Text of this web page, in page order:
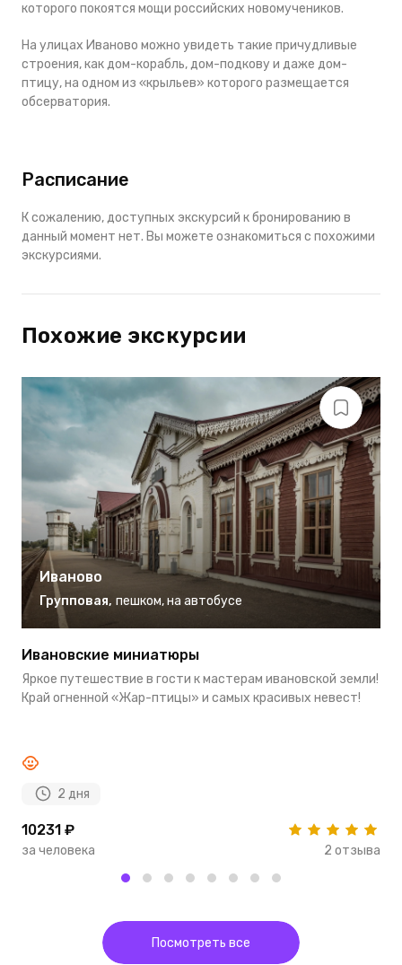
которого покоятся мощи российских новомучеников.
На улицах Иваново можно увидеть такие причудливые
строения, как дом-корабль, дом-подкову и даже дом-
птицу, на одном из «крыльев» которого размещается
обсерватория.
Расписание
К сожалению, доступных экскурсий к бронированию в
данный момент нет. Вы можете ознакомиться с похожими
экскурсиями.
Похожие экскурсии
Иваново
Групповая, пешком, на автобусе
Ивановские миниатюры
Яркое путешествие в гости к мастерам ивановской земли!
Край огненной «Жар-птицы» и самых красивых невест!
2 дня
10231 ₽
за человека 2 отзыва
Посмотреть все